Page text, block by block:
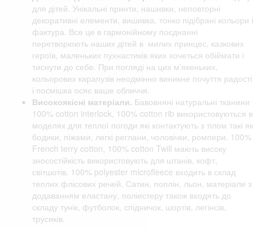
для дітей. Унікальні принти, нашивки, неповторні
декоративні елементи, вишивка, тонко підібрані кольори і
фактура. Все це в гармонійному поєднанні
перетворюють наших дітей в милих принцес, казкових
героїв, маленьких пухнастиків яких хочеться обіймати і
тиснути до себе. При погляді на цих м'якеньких,
кольорових карапузів неодмінно виникне почуття радості
і посмішка осяє ваше обличчя.
Високоякісні матеріали. Бавовняні натуральні тканини
100% cotton interlock, 100% cotton rib використовуються в
моделях для теплої погоди які контактують з тілом такі як
бодики, піжами, легкі реглани, чоловічки, ромпери. 100%
French terry cotton, 100% cotton Twill мають високу
зносостійкість використовують для штанів, кофт,
світшотів. 100% polyester microfleece входить в склад
теплих флісових речей. Сатин, поплін, льон, матеріали з
додаванням еластану, поліестеру також входять до
складу тунік, футболок, спідничок, шортів, легінсів,
трусиків.